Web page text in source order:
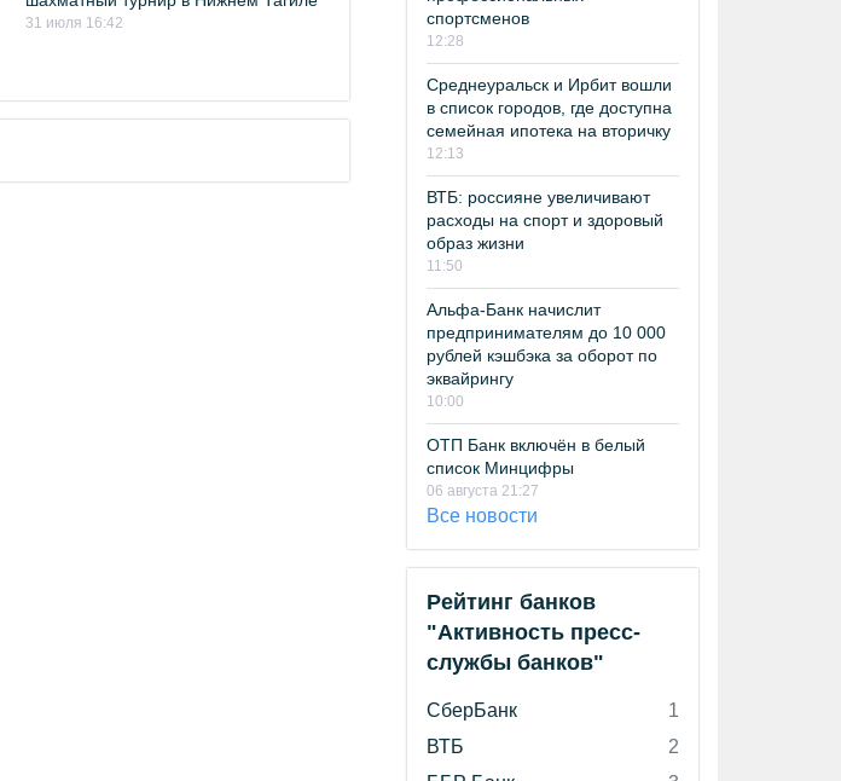
31 июля 16:42
спортсменов
12:28
Среднеуральск и Ирбит вошли
в список городов, где доступна
семейная ипотека на вторичку
12:13
ВТБ: россияне увеличивают
расходы на спорт и здоровый
образ жизни
11:50
Альфа-Банк начислит
предпринимателям до 10 000
рублей кэшбэка за оборот по
эквайрингу
10:00
ОТП Банк включён в белый
список Минцифры
06 августа 21:27
Все новости
Рейтинг банков
"Активность пресс-
службы банков"
СберБанк
1
ВТБ
2